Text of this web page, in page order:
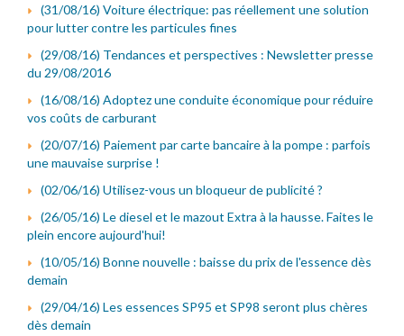
(31/08/16) Voiture électrique: pas réellement une solution
pour lutter contre les particules fines
(29/08/16) Tendances et perspectives : Newsletter presse
du 29/08/2016
(16/08/16) Adoptez une conduite économique pour réduire
vos coûts de carburant
(20/07/16) Paiement par carte bancaire à la pompe : parfois
une mauvaise surprise !
(02/06/16) Utilisez-vous un bloqueur de publicité ?
(26/05/16) Le diesel et le mazout Extra à la hausse. Faites le
plein encore aujourd'hui!
(10/05/16) Bonne nouvelle : baisse du prix de l'essence dès
demain
(29/04/16) Les essences SP95 et SP98 seront plus chères
dès demain